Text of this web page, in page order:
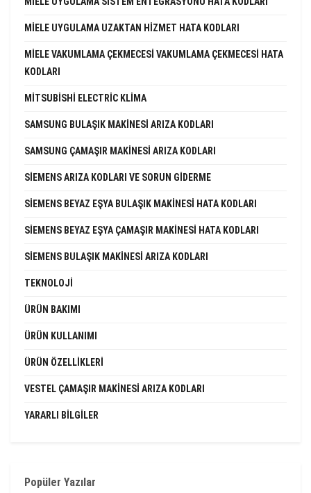
MIELE UYGULAMA UZAKTAN HIZMET HATA KODLARI
MIELE VAKUMLAMA ÇEKMECESI VAKUMLAMA ÇEKMECESI HATA
KODLARI
MITSUBISHI ELECTRIC KLIMA
SAMSUNG BULAŞIK MAKINESI ARIZA KODLARI
SAMSUNG ÇAMAŞIR MAKINESI ARIZA KODLARI
SIEMENS ARIZA KODLARI VE SORUN GIDERME
SIEMENS BEYAZ EŞYA BULAŞIK MAKINESI HATA KODLARI
SIEMENS BEYAZ EŞYA ÇAMAŞIR MAKINESI HATA KODLARI
SIEMENS BULAŞIK MAKINESI ARIZA KODLARI
TEKNOLOJI
ÜRÜN BAKIMI
ÜRÜN KULLANIMI
ÜRÜN ÖZELLIKLERI
VESTEL ÇAMAŞIR MAKINESI ARIZA KODLARI
YARARLI BILGILER
Popüler Yazılar